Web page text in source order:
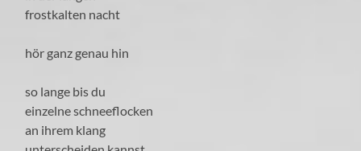
frostkalten nacht
hör ganz genau hin
so lange bis du
einzelne schneeflocken
an ihrem klang